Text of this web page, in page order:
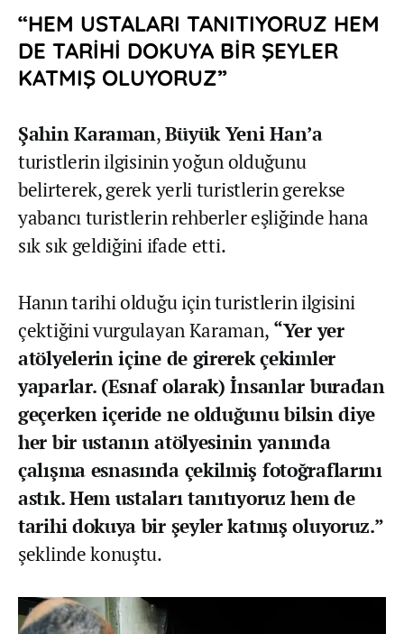
“HEM USTALARI TANITIYORUZ HEM
DE TARİHİ DOKUYA BİR ŞEYLER
KATMIŞ OLUYORUZ”
Şahin Karaman,Büyük Yeni Han’a
turistlerin ilgisinin yoğun olduğunu
belirterek, gerek yerli turistlerin gerekse
yabancı turistlerin rehberler eşliğinde hana
sık sık geldiğini ifade etti.
Hanın tarihi olduğu için turistlerin ilgisini
çektiğini vurgulayan Karaman, “Yer yer
atölyelerin içine de girerek çekimler
yaparlar. (Esnaf olarak) İnsanlar buradan
geçerken içeride ne olduğunu bilsin diye
her bir ustanın atölyesinin yanında
çalışma esnasında çekilmiş fotoğraflarını
astık. Hem ustaları tanıtıyoruz hem de
tarihi dokuya bir şeyler katmış oluyoruz.”
şeklinde konuştu.